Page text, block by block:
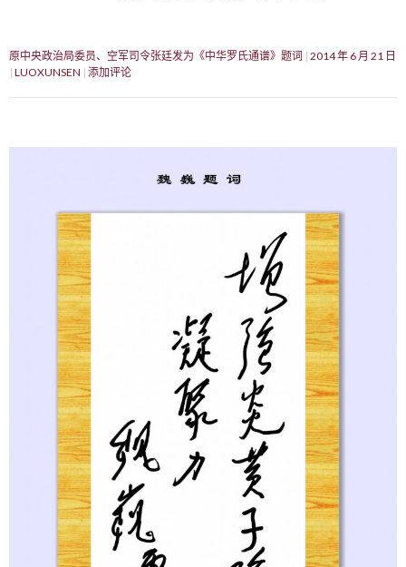
原中央政治局委员、空军司令张廷发为《中华罗氏通谱》题词 2014 年 6 月 21 日
LUOXUNSEN 添加评论